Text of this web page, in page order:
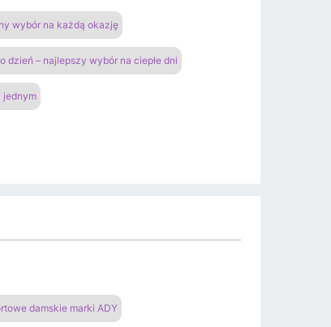
wybór na każdą okazję
dzień – najlepszy wybór na ciepłe dni
jednym
damskie marki ADY